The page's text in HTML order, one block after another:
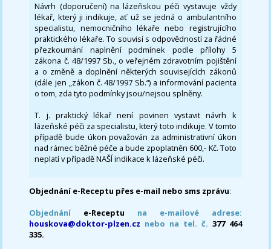
Návrh (doporučení) na lázeňskou péči vystavuje vždy
lékař, který ji indikuje, ať už se jedná o ambulantního
specialistu, nemocničního lékaře nebo registrujícího
praktického lékaře. To souvisí s odpovědností za řádné
přezkoumání naplnění podmínek podle přílohy 5
zákona č. 48/1997 Sb., o veřejném zdravotním pojištění
a o změně a doplnění některých souvisejících zákonů
(dále jen „zákon č. 48/1997 Sb.“) a informování pacienta
o tom, zda tyto podmínky jsou/nejsou splněny.
T. j. praktický lékař není povinen vystavit návrh k
lázeňské péči za specialistu, který toto indikuje. V tomto
případě bude úkon považován za administrativní úkon
nad rámec běžné péče a bude zpoplatněn 600,- Kč. Toto
neplatí v případě NAŠÍ indikace k lázeňské péči.
Objednání e-Receptu přes e-mail nebo sms zprávu:
Objednání e-Receptu na e-mailové adrese:
houskova@doktor-plzen.cz nebo na tel. č. 377 464
335.